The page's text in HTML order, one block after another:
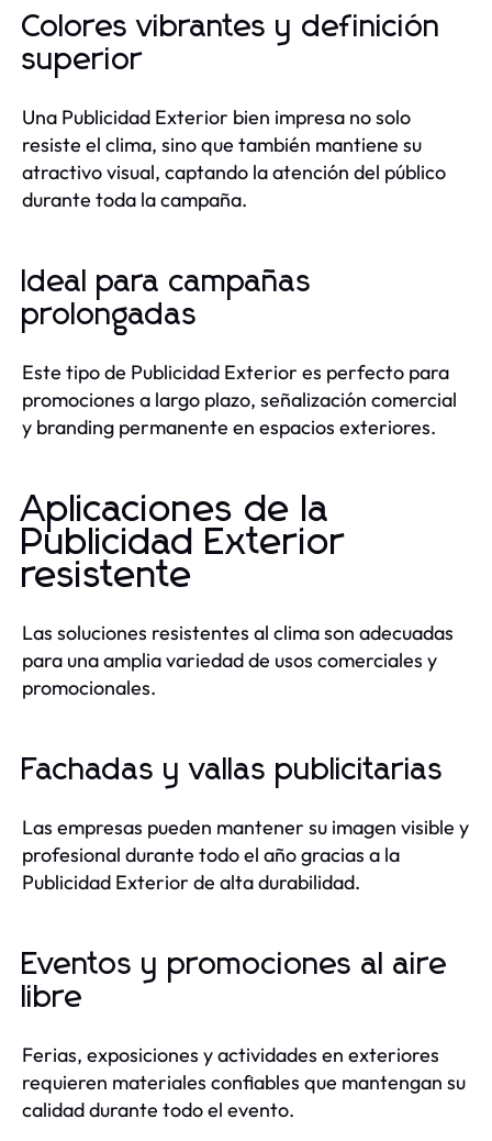
Colores vibrantes y definición
superior
Una Publicidad Exterior bien impresa no solo
resiste el clima, sino que también mantiene su
atractivo visual, captando la atención del público
durante toda la campaña.
Ideal para campañas
prolongadas
Este tipo de Publicidad Exterior es perfecto para
promociones a largo plazo, señalización comercial
y branding permanente en espacios exteriores.
Aplicaciones de la
Publicidad Exterior
resistente
Las soluciones resistentes al clima son adecuadas
para una amplia variedad de usos comerciales y
promocionales.
Fachadas y vallas publicitarias
Las empresas pueden mantener su imagen visible y
profesional durante todo el año gracias a la
Publicidad Exterior de alta durabilidad.
Eventos y promociones al aire
libre
Ferias, exposiciones y actividades en exteriores
requieren materiales confiables que mantengan su
calidad durante todo el evento.